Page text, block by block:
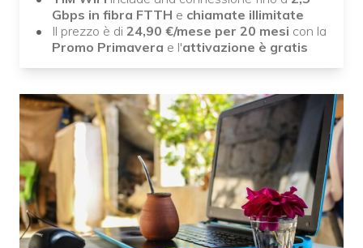
Gbps in fibra FTTH e chiamate illimitate
Il prezzo è di 24,90 €/mese per 20 mesi con la
Promo Primavera e l'attivazione è gratis